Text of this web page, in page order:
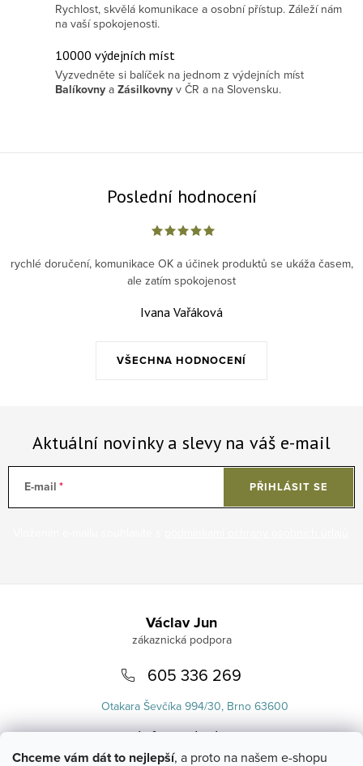
Chceme vám dát to nejlepší, a proto na našem e-shopu
Rychlost, skvělá komunikace a osobní přístup. Záleží nám
na vaší spokojenosti.
10000 výdejních míst
Vyzvedněte si balíček na jednom z výdejních míst
Balíkovny a Zásilkovny v ČR a na Slovensku.
Poslední hodnocení
VŠECHNA HODNOCENÍ
rychlé doručení, komunikace OK a účinek produktů se ukáža časem,
ale zatím spokojenost
Ivana Vařáková
Aktuální novinky a slevy na váš e-mail
E-mail PŘIHLÁSIT SE
Václav Jun
605 336 269
Otakara Ševčíka 994/30, Brno 63600
info@uvlasku.cz